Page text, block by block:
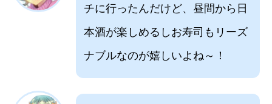
チに行ったんだけど、昼間から日
本酒が楽しめるしお寿司もリーズ
ナブルなのが嬉しいよね～！